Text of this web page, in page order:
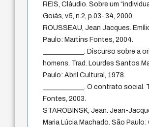
REIS, Cláudio. Sobre um
Goiás, v.5, n.2, p.03-34, 2000.
ROUSSEAU, Jean Jacques.
Paulo: Martins Fontes, 2004.
____________. Discurso sobre
homens. Trad. Lourdes Santos
Paulo: Abril Cultural, 1978.
____________. O contrato
Fontes, 2003.
STAROBINSK, Jean. Jean-
Maria Lúcia Machado. São